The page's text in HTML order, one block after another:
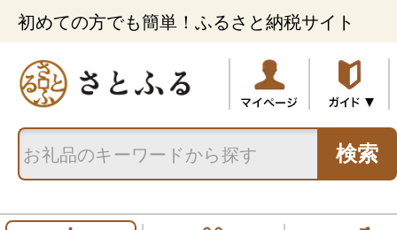
初めての方でも簡単！ふるさと納税サイト
検索